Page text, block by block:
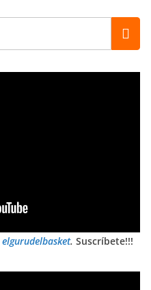
elgurudelbasket. Suscríbete!!!